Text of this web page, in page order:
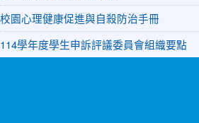
校園心理健康促進與自殺防治手冊
114學年度學生申訴評議委員會組織要點